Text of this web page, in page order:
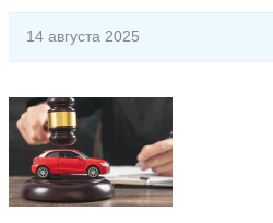
14 августа 2025